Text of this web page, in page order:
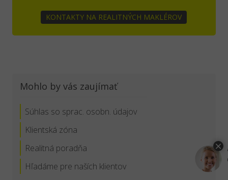
KONTAKTY NA REALITNÝCH MAKLÉROV
Mohlo by vás zaujímať
Súhlas so sprac. osobn. údajov
Klientská zóna
Realitná poradňa
Hľadáme pre naších klientov